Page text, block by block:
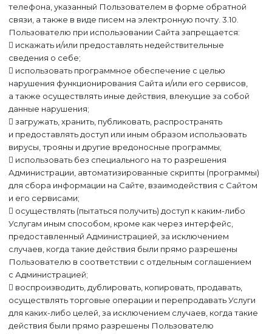
телефона, указанный Пользователем в форме обратной
связи, а также в виде писем на электронную почту. 3.10.
Пользователю при использовании Сайта запрещается:
 искажать и/или предоставлять недействительные
сведения о себе;
 использовать программное обеспечение с целью
нарушения функционирования Сайта и/или его сервисов,
а также осуществлять иные действия, влекущие за собой
данные нарушения;
 загружать, хранить, публиковать, распространять
и предоставлять доступ или иным образом использовать
вирусы, трояны и другие вредоносные программы;
 использовать без специального на то разрешения
Администрации, автоматизированные скрипты (программы)
для сбора информации на Сайте, взаимодействия с Сайтом
и его сервисами;
 осуществлять (пытаться получить) доступ к каким-либо
Услугам иным способом, кроме как через интерфейс,
предоставленный Администрацией, за исключением
случаев, когда такие действия были прямо разрешены
Пользователю в соответствии с отдельным соглашением
с Администрацией;
 воспроизводить, дублировать, копировать, продавать,
осуществлять торговые операции и перепродавать Услуги
для каких-либо целей, за исключением случаев, когда такие
действия были прямо разрешены Пользователю